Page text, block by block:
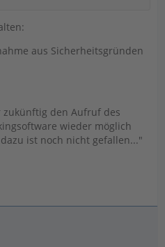
aus Sicherheitsgründen
den Aufruf des
wieder möglich
ist noch nicht gefallen..."